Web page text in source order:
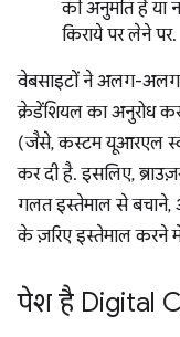
की अनुमति है या
किराये पर लेने पर.
वेबसाइटों ने अलग-अलग
क्रेडेंशियल का अनुरोध
(जैसे, कस्टम यूआरएल
कर दी है. इसलिए,
गलत इस्तेमाल से
के ज़रिए इस्तेमाल करने
पेश है Digital